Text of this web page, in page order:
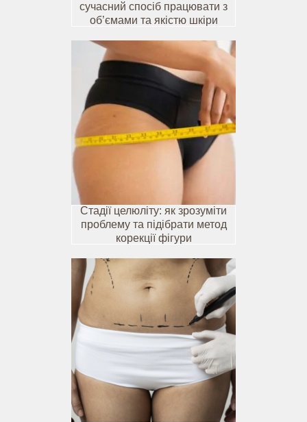
сучасний спосіб працювати з
об’ємами та якістю шкіри
Стадії целюліту: як зрозуміти
проблему та підібрати метод
корекції фігури